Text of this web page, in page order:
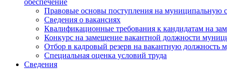
обеспечение
Правовые основы поступления на муниципальную
Сведения о вакансиях
Квалификационные требования к кандидатам на
Конкурс на замещение вакантной должности
Отбор в кадровый резерв на вакантную должность
Специальная оценка условий труда
Сведения